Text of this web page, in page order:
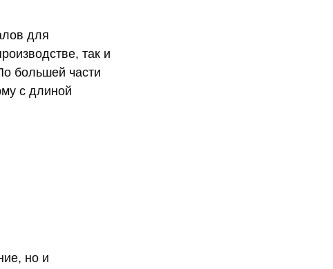
для
так и
большей части
с длиной
но и